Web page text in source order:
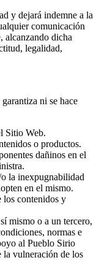
y dejará indemne a la
comunicación
alcanzando dicha
legalidad,
ni se hace
Sitio Web.
o productos.
dañinos en el
la inexpugnabilidad
en el mismo.
los contenidos y
mismo o a un tercero,
normas e
al Pueblo Sirio
la vulneración de los